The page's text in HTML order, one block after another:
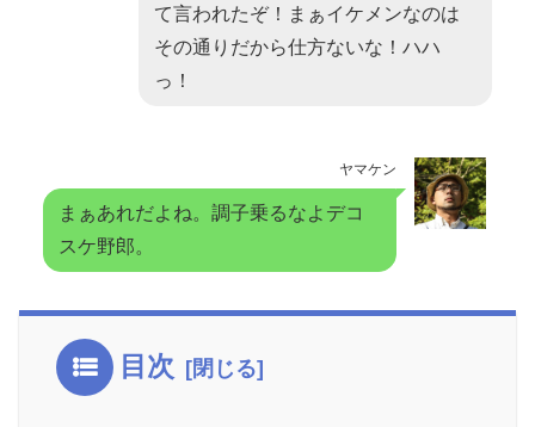
て言われたぞ！まぁイケメンなのは
その通りだから仕方ないな！ハハ
っ！
ヤマケン
まぁあれだよね。調子乗るなよデコ
スケ野郎。
目次